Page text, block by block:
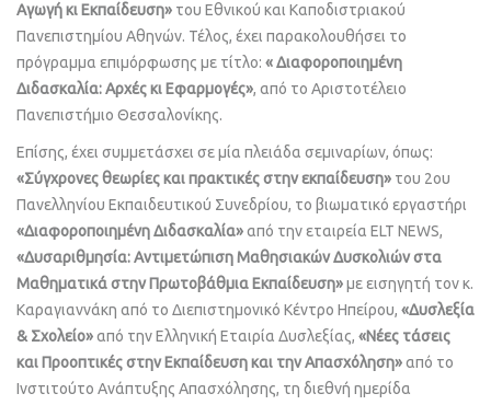
Αγωγή κι Εκπαίδευση» του Εθνικού και Καποδιστριακού
Πανεπιστημίου Αθηνών. Τέλος, έχει παρακολουθήσει το
πρόγραμμα επιμόρφωσης με τίτλο: « Διαφοροποιημένη
Διδασκαλία: Αρχές κι Εφαρμογές», από το Αριστοτέλειο
Πανεπιστήμιο Θεσσαλονίκης.
Επίσης, έχει συμμετάσχει σε μία πλειάδα σεμιναρίων, όπως:
«Σύγχρονες θεωρίες και πρακτικές στην εκπαίδευση» του 2ου
Πανελληνίου Εκπαιδευτικού Συνεδρίου, το βιωματικό εργαστήρι
«Διαφοροποιημένη Διδασκαλία»από την εταιρεία ELT NEWS,
«Δυσαριθμησία: Αντιμετώπιση Μαθησιακών Δυσκολιών στα
Μαθηματικά στην Πρωτοβάθμια Εκπαίδευση»με εισηγητή τον κ.
Καραγιαννάκη από το Διεπιστημονικό Κέντρο Ηπείρου, «Δυσλεξία
& Σχολείο»από την Ελληνική Εταιρία Δυσλεξίας, «Νέες τάσεις
και Προοπτικές στην Εκπαίδευση και την Απασχόληση»από το
Ινστιτούτο Ανάπτυξης Απασχόλησης, τη διεθνή ημερίδα